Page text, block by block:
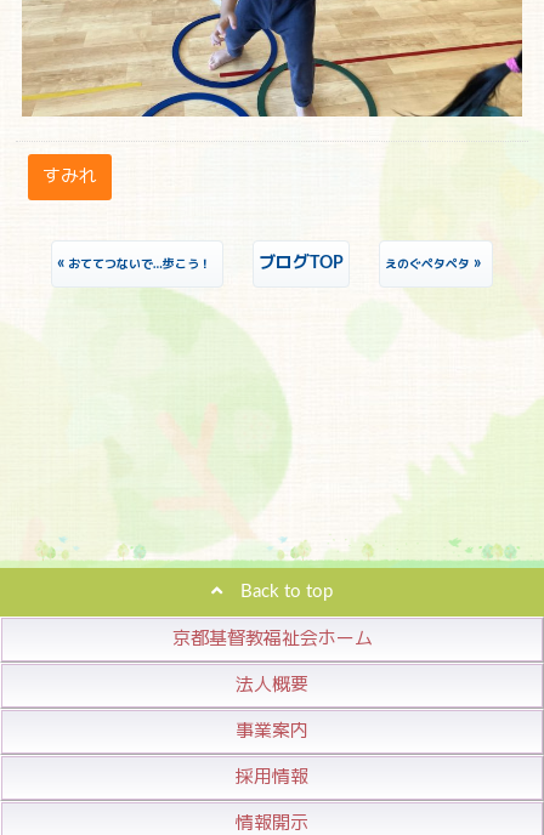
すみれ
« おててつないで…歩こう！ ブログTOP えのぐペタペタ »
Back to top
京都基督教福祉会ホーム
法人概要
事業案内
採用情報
情報開示